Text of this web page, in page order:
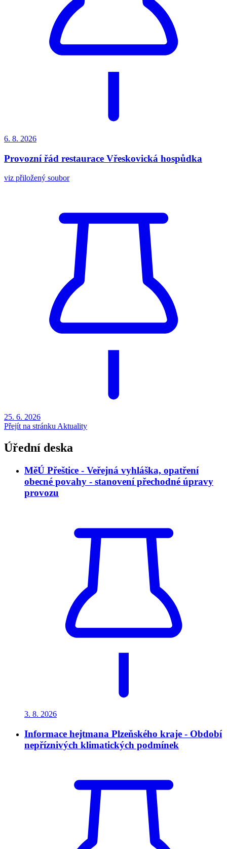
6. 8. 2026
Provozní řád restaurace Vřeskovická hospůdka
viz přiložený soubor
25. 6. 2026
Přejít na stránku Aktuality
Úřední deska
MěÚ Přeštice - Veřejná vyhláška, opatření
obecné povahy - stanovení přechodné úpravy
provozu
3. 8. 2026
Informace hejtmana Plzeňského kraje - Období
nepříznivých klimatických podmínek